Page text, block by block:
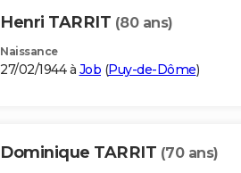
Henri TARRIT (80 ans)
Naissance
27/02/1944 à Job (Puy-de-Dôme)
Dominique TARRIT (70 ans)